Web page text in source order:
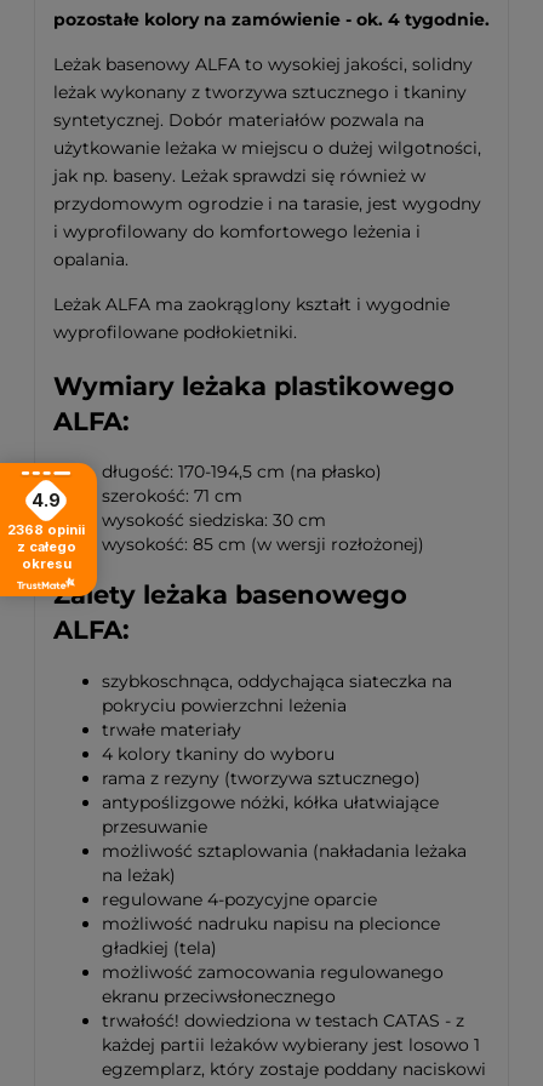
pozostałe kolory na zamówienie - ok. 4 tygodnie.
Leżak basenowy ALFA to wysokiej jakości, solidny
leżak wykonany z tworzywa sztucznego i tkaniny
syntetycznej. Dobór materiałów pozwala na
użytkowanie leżaka w miejscu o dużej wilgotności,
jak np. baseny. Leżak sprawdzi się również w
przydomowym ogrodzie i na tarasie, jest wygodny
i wyprofilowany do komfortowego leżenia i
opalania.
Leżak ALFA ma zaokrąglony kształt i wygodnie
wyprofilowane podłokietniki.
Wymiary leżaka plastikowego
ALFA:
długość: 170-194,5 cm (na płasko)
szerokość: 71 cm
wysokość siedziska: 30 cm
wysokość: 85 cm (w wersji rozłożonej)
Zalety leżaka basenowego
ALFA:
szybkoschnąca, oddychająca siateczka na
pokryciu powierzchni leżenia
trwałe materiały
4 kolory tkaniny do wyboru
rama z rezyny (tworzywa sztucznego)
antypoślizgowe nóżki, kółka ułatwiające
przesuwanie
możliwość sztaplowania (nakładania leżaka
na leżak)
regulowane 4-pozycyjne oparcie
możliwość nadruku napisu na plecionce
gładkiej (tela)
możliwość zamocowania regulowanego
ekranu przeciwsłonecznego
trwałość! dowiedziona w testach CATAS - z
każdej partii leżaków wybierany jest losowo 1
egzemplarz, który zostaje poddany naciskowi
4.9
2368 opinii
z całego
okresu